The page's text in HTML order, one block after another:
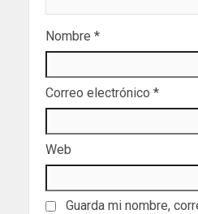
Nombre *
Correo electrónico *
Web
Guarda mi nombre,